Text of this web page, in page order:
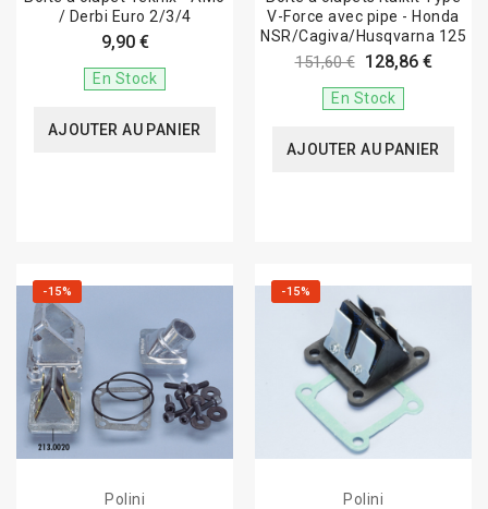
/ Derbi Euro 2/3/4
9,90 €
En Stock
AJOUTER AU PANIER
V-Force avec pipe - Honda
NSR/Cagiva/Husqvarna 125
151,60 € 128,86 €
En Stock
AJOUTER AU PANIER
-15%
Polini
-15%
Polini